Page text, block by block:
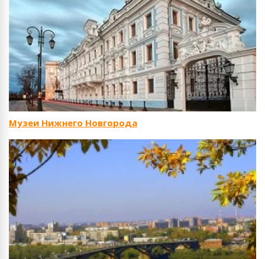
Музеи Нижнего Новгорода